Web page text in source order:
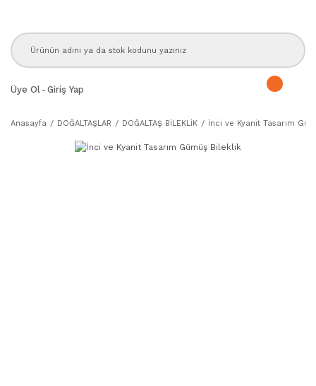
Üye Ol - Giriş Yap
Anasayfa DOĞALTAŞLAR DOĞALTAŞ BİLEKLİK İnci ve Kyanit Tasarım